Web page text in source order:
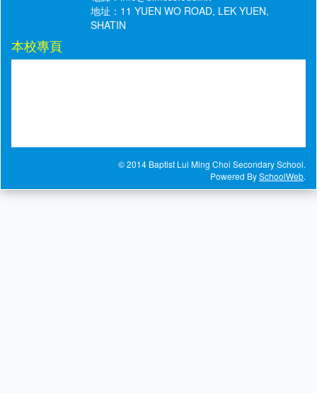
地址：11 YUEN WO ROAD, LEK YUEN,
SHATIN
本校專頁
© 2014 Baptist Lui Ming Choi Secondary School.
Powered BySchoolWeb.